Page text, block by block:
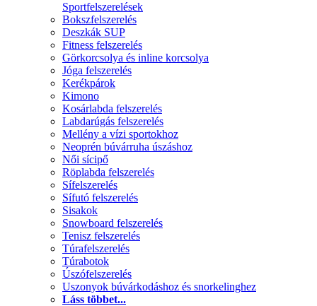
Sportfelszerelések
Bokszfelszerelés
Deszkák SUP
Fitness felszerelés
Görkorcsolya és inline korcsolya
Jóga felszerelés
Kerékpárok
Kimono
Kosárlabda felszerelés
Labdarúgás felszerelés
Mellény a vízi sportokhoz
Neoprén búvárruha úszáshoz
Női sícipő
Röplabda felszerelés
Sífelszerelés
Sífutó felszerelés
Sisakok
Snowboard felszerelés
Tenisz felszerelés
Túrafelszerelés
Túrabotok
Úszófelszerelés
Uszonyok búvárkodáshoz és snorkelinghez
Láss többet...